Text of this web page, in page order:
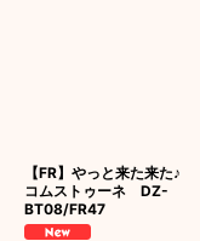
【FR】やっと来た来た♪
コムストゥーネ DZ-
BT08/FR47